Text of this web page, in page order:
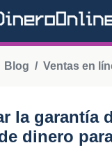
Blog Ventas en
la garantía
dinero